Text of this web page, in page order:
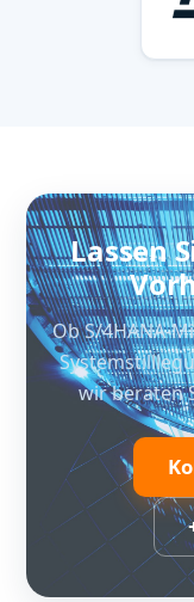
Lassen
Ob S/4HANA-
wir beraten